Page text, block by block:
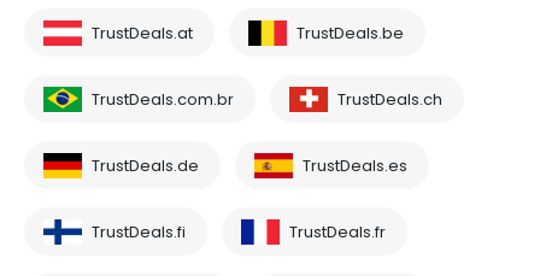
TrustDeals.at TrustDeals.be
TrustDeals.com.br TrustDeals.ch
TrustDeals.de TrustDeals.es
TrustDeals.fi TrustDeals.fr